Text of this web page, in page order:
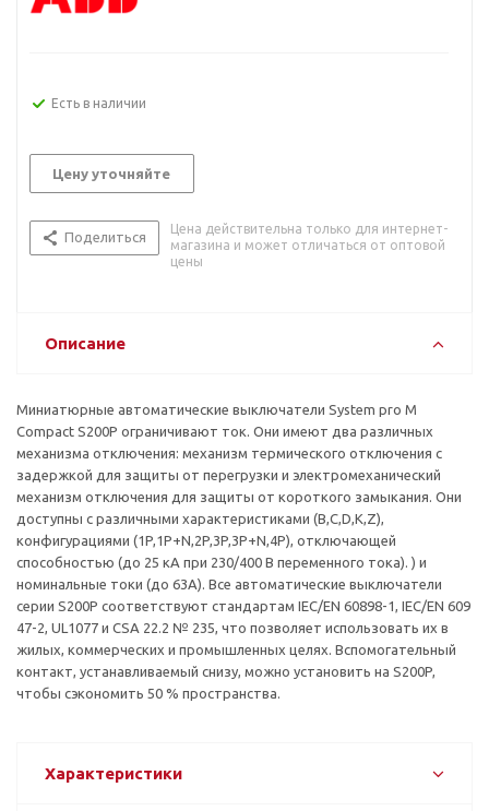
Есть в наличии
Цену уточняйте
Поделиться
Цена действительна только для интернет-
магазина и может отличаться от оптовой
цены
Описание
Миниатюрные автоматические выключатели System pro M
Compact S200P ограничивают ток. Они имеют два различных
механизма отключения: механизм термического отключения с
задержкой для защиты от перегрузки и электромеханический
механизм отключения для защиты от короткого замыкания. Они
доступны с различными характеристиками (B,C,D,K,Z),
конфигурациями (1P,1P+N,2P,3P,3P+N,4P), отключающей
способностью (до 25 кА при 230/400 В переменного тока). ) и
номинальные токи (до 63А). Все автоматические выключатели
серии S200P соответствуют стандартам IEC/EN 60898-1, IEC/EN 609
47-2, UL1077 и CSA 22.2 № 235, что позволяет использовать их в
жилых, коммерческих и промышленных целях. Вспомогательный
контакт, устанавливаемый снизу, можно установить на S200P,
чтобы сэкономить 50 % пространства.
Характеристики